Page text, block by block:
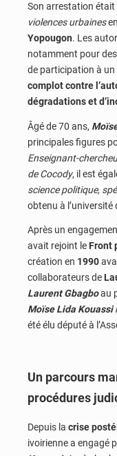
Son arrestation était
violences urbaines
Yopougon. Les
notamment pour des
de participation à
complot contre
dégradations et
Âgé de 70 ans,
principales figures
Enseignant-
de Cocody, il est
science politique,
obtenu à l’université
Après un
avait rejoint le Front
création en 1990
collaborateurs de
Laurent Gbagboau
Moïse Lida Kouassi
été élu député à
Un parcours
procédures
Depuis la crise
ivoirienne a engagé